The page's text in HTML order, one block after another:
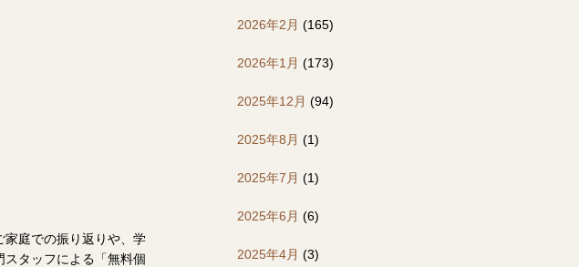
庭での振り返りや、学
タッフによる「無料個
2026年2月 (165)
2026年1月 (173)
2025年12月 (94)
2025年8月 (1)
2025年7月 (1)
2025年6月 (6)
2025年4月 (3)